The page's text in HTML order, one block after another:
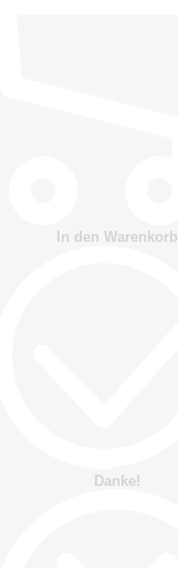
In den Warenkorb
Danke!